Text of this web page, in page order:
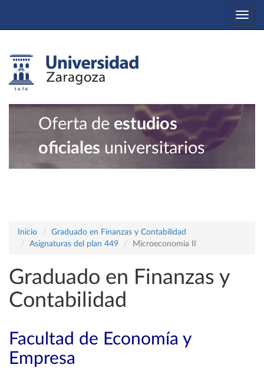
Oferta de estudios
oficiales universitarios
Inicio
Graduado en Finanzas y Contabilidad
Asignaturas del plan 449
Microeconomia II
Graduado en Finanzas y
Contabilidad
Facultad de Economía y
Empresa